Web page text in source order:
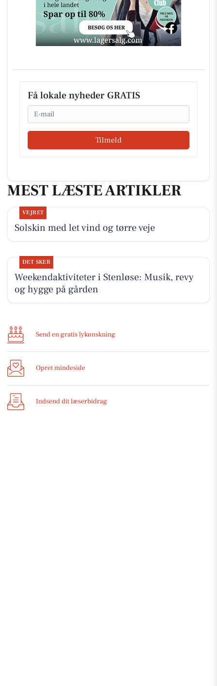
Få lokale nyheder GRATIS
Email
Tilmeld
MEST LÆSTE ARTIKLER
VEJRET
Solskin med let vind og tørre veje
DET SKER
Weekendaktiviteter i Stenløse: Musik, revy
og hygge på gården
Send en gratis lykønskning
Opret mindeside
Indsend dit læserbidrag